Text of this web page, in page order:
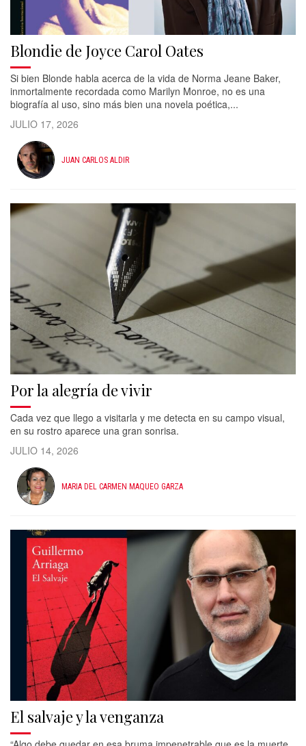
Blondie de Joyce Carol Oates
Si bien Blonde habla acerca de la vida de Norma Jeane Baker,
inmortalmente recordada como Marilyn Monroe, no es una
biografía al uso, sino más bien una novela poética,...
JULIO 17, 2026
JUAN CARLOS ALDIR
Por la alegría de vivir
Cada vez que llego a visitarla y me detecta en su campo visual,
en su rostro aparece una gran sonrisa.
JULIO 14, 2026
MARIA DEL CARMEN MAQUEO GARZA
El salvaje y la venganza